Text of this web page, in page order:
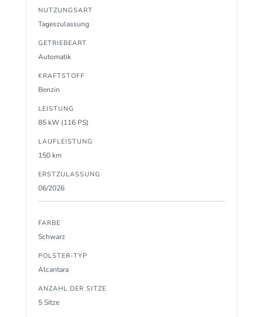
NUTZUNGSART
Tageszulassung
GETRIEBEART
Automatik
KRAFTSTOFF
Benzin
LEISTUNG
85 kW (116 PS)
LAUFLEISTUNG
150 km
ERSTZULASSUNG
06/2026
FARBE
Schwarz
POLSTER-TYP
Alcantara
ANZAHL DER SITZE
5 Sitze